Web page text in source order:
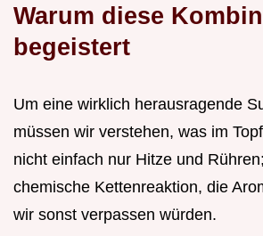
Warum diese
begeistert
Um eine wirklich herausragende
müssen wir verstehen, was im
nicht einfach nur Hitze und
chemische Kettenreaktion, die
wir sonst verpassen würden.